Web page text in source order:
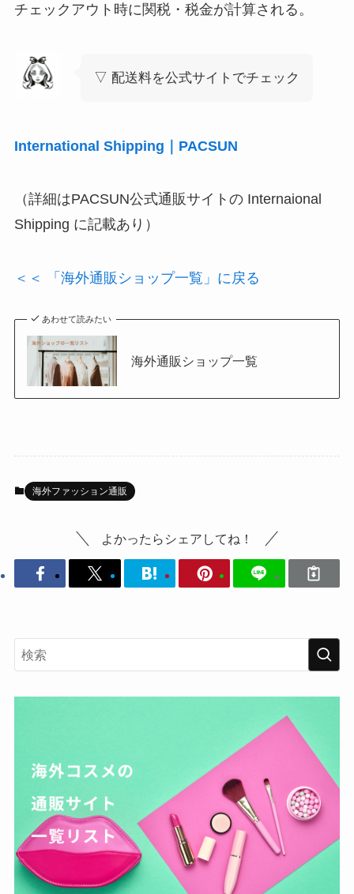
チェックアウト時に関税・税金が計算される。
▽ 配送料を公式サイトでチェック
International Shipping｜PACSUN
（詳細はPACSUN公式通販サイトの Internaional
Shipping に記載あり）
＜＜ 「海外通販ショップ一覧」に戻る
あわせて読みたい
海外通販ショップ一覧
海外ファッション通販
よかったらシェアしてね！